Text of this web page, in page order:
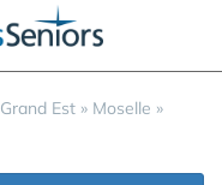
Grand Est » Moselle »